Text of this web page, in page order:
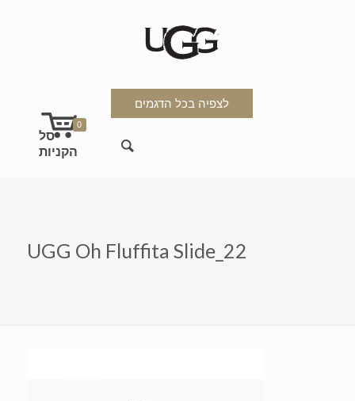
לצפיה בכל הדגמים
0
UGG Oh Fluffita Slide_22